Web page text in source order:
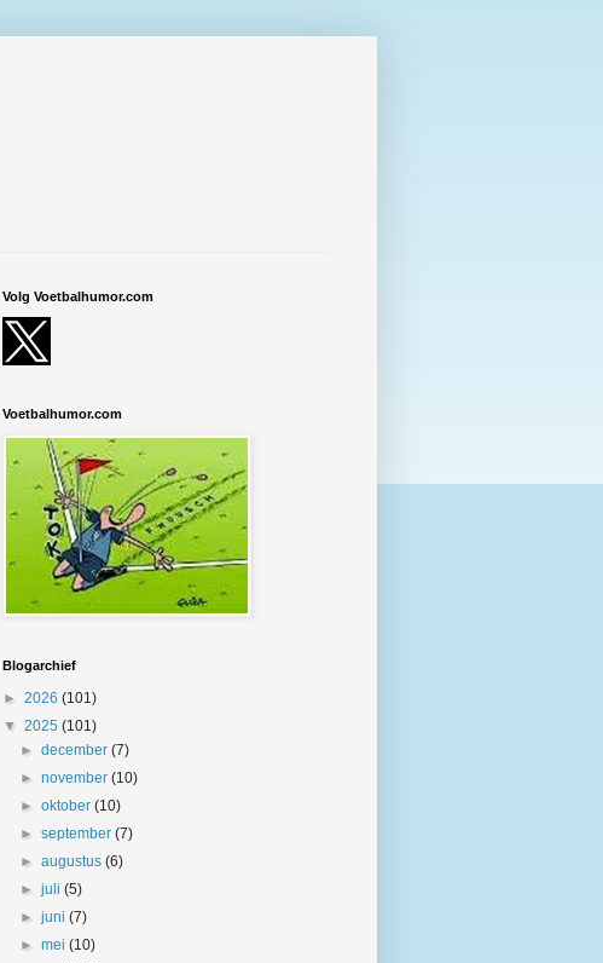
Volg Voetbalhumor.com
Voetbalhumor.com
Blogarchief
► 2026 (101)
▼ 2025 (101)
►december(7)
►november(10)
►oktober(10)
►september(7)
►augustus(6)
►juli(5)
►juni(7)
►mei(10)